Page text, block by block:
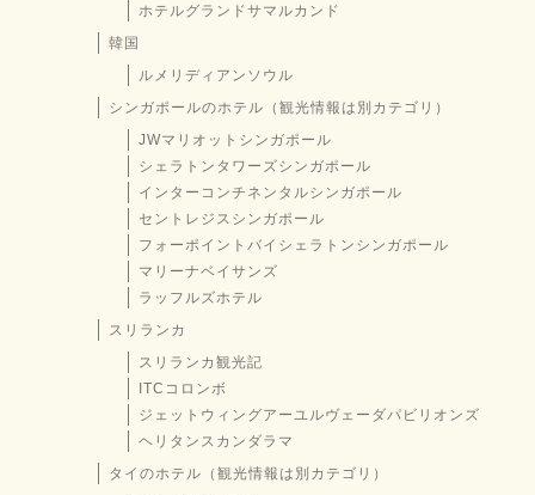
ホテルグランドサマルカンド
韓国
ルメリディアンソウル
シンガポールのホテル（観光情報は別カテゴリ）
JWマリオットシンガポール
シェラトンタワーズシンガポール
インターコンチネンタルシンガポール
セントレジスシンガポール
フォーポイントバイシェラトンシンガポール
マリーナベイサンズ
ラッフルズホテル
スリランカ
スリランカ観光記
ITCコロンボ
ジェットウィングアーユルヴェーダパビリオンズ
ヘリタンスカンダラマ
タイのホテル（観光情報は別カテゴリ）